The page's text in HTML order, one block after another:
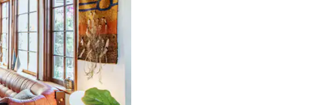
arriba y hacia abajo, o bien tocando y deslizando la pantalla.